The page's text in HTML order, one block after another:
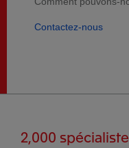
Contactez-nous
2,000